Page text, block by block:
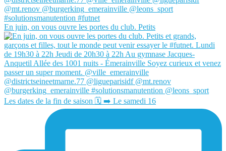
En juin, on vous ouvre les portes du club. Petits
Les dates de la fin de saison 🗓️ ➡️ Le samedi 16